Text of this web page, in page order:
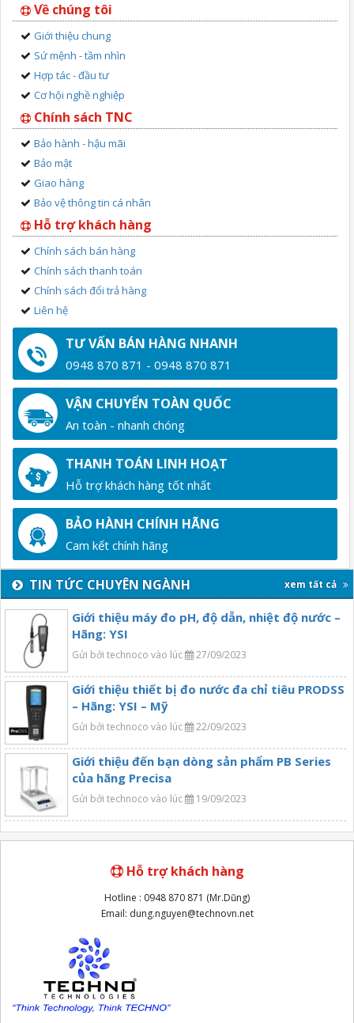
Về chúng tôi
Giới thiệu chung
Sứ mệnh - tầm nhìn
Hợp tác - đầu tư
Cơ hội nghề nghiệp
Chính sách TNC
Bảo hành - hậu mãi
Bảo mật
Giao hàng
Bảo vệ thông tin cá nhân
Hỗ trợ khách hàng
Chính sách bán hàng
Chính sách thanh toán
Chính sách đổi trả hàng
Liên hệ
TƯ VẤN BÁN HÀNG NHANH
0948 870 871 - 0948 870 871
VẬN CHUYỂN TOÀN QUỐC
An toàn - nhanh chóng
THANH TOÁN LINH HOẠT
Hỗ trợ khách hàng tốt nhất
BẢO HÀNH CHÍNH HÃNG
Cam kết chính hãng
TIN TỨC CHUYÊN NGÀNH xem tất cả
Giới thiệu máy đo pH, độ dẫn, nhiệt độ nước –
Hãng: YSI
Gửi bởi technoco vào lúc 27/09/2023
Giới thiệu thiết bị đo nước đa chỉ tiêu PRODSS
– Hãng: YSI – Mỹ
Gửi bởi technoco vào lúc 22/09/2023
Giới thiệu đến bạn dòng sản phẩm PB Series
của hãng Precisa
Gửi bởi technoco vào lúc 19/09/2023
Hỗ trợ khách hàng
Hotline : 0948 870 871 (Mr.Dũng)
Email: dung.nguyen@technovn.net